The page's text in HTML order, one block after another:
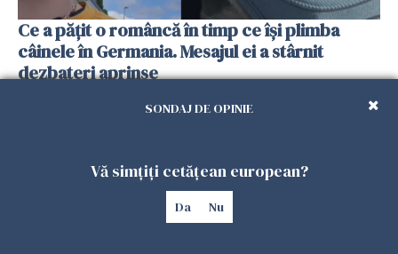
Ce a pățit o româncă în timp ce își plimba
câinele în Germania. Mesajul ei a stârnit
dezbateri aprinse
SONDAJ DE OPINIE
Vă simțiți cetățean european?
Da Nu